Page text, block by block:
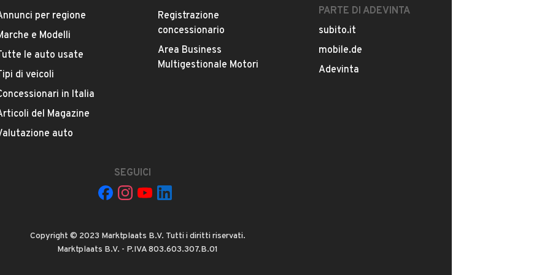
La tua mail:
ad Automobile S.r.l. a utilizzare i miei contatti secondo quanto
, ad esempio per inviare delle raccomandazioni per veicoli simili.
e su di esso si applicano l'Informativa sulla privacy
e controllato da automobile.it e se necessario bloccato (es.
per regione
e Modelli
le auto usate
di veicoli
in Italia
del Magazine
auto
Registrazione
concessionario
Area Business
Multigestionale Motori
PARTE DI ADEVINTA
subito.it
mobile.de
Adevinta
SEGUICI
Copyright © 2023 Marktplaats B.V. Tutti i diritti riservati.
Marktplaats B.V. - P.IVA 803.603.307.B.01